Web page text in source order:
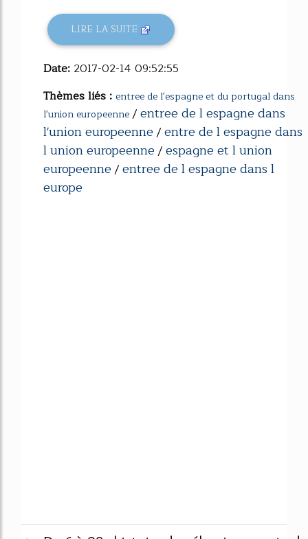
LIRE LA SUITE
Date: 2017-02-14 09:52:55
Thèmes liés : entree de l'espagne et du portugal dans
l'union europeenne/entree de l espagne dans
l'union europeenne/entre de l espagne dans
l union europeenne/espagne et l union
europeenne/entree de l espagne dans l
europe